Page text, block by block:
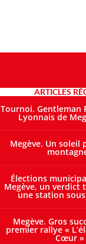
ARTICLES
Tournoi. Gentleman
Lyonnais de
Megève. Un soleil
Élections
Megève, un verdict
une station
Megève. Gros
premier rallye «
Cœur »